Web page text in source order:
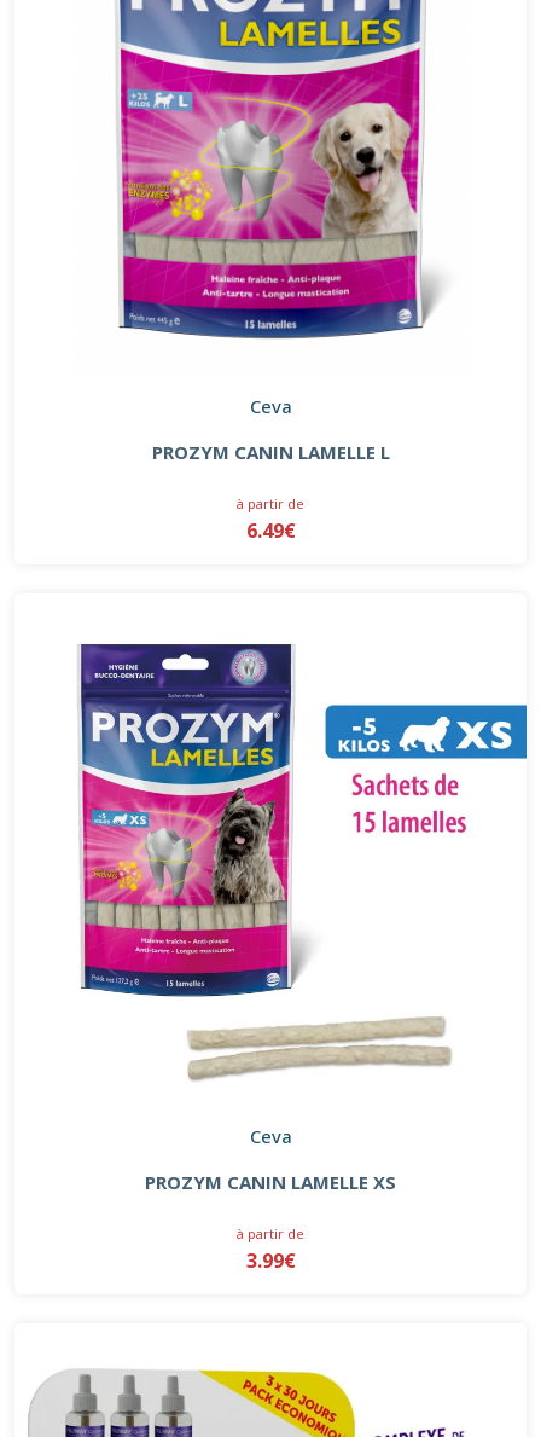
Ceva
PROZYM CANIN LAMELLE L
à partir de
6.49€
Ceva
PROZYM CANIN LAMELLE XS
à partir de
3.99€